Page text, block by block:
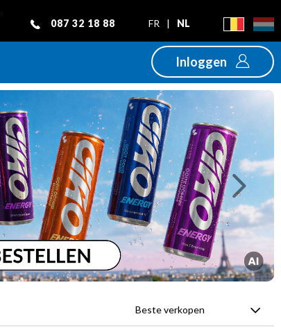
087 32 18 88 FR | NL
Inloggen
Next
Beste verkopen